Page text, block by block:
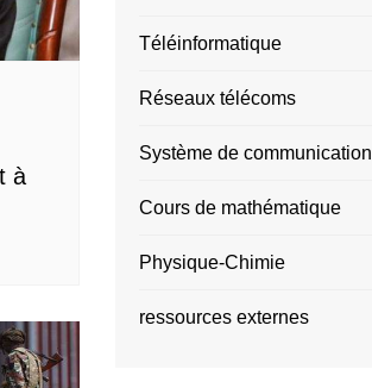
à
Téléinformatique
Réseaux télécoms
Système de communication
Cours de mathématique
Physique-Chimie
ressources externes